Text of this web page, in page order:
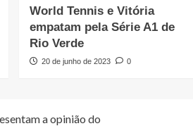
World Tennis e Vitória
empatam pela Série A1 de
Rio Verde
20 de junho de 2023 0
a opinião do